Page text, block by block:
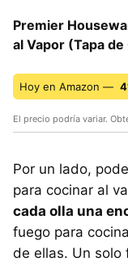
Premier
al Vapor (Tapa
Hoy en Amazon —
El precio podría variar.
Por un lado,
para cocinar al
cada olla una
fuego para
de ellas. Un solo